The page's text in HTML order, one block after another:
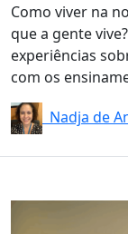
Como viver na
que a gente
experiências
com os
Nadja de